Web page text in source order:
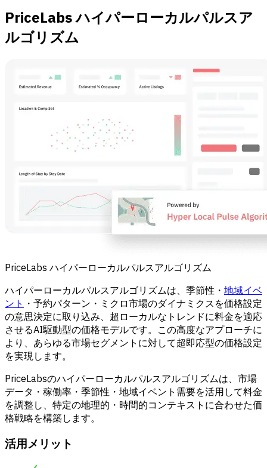
PriceLabs ハイパーローカルパルスア
ルゴリズム
PriceLabs ハイパーローカルパルスアルゴリズム
ハイパーローカルパルスアルゴリズムは、季節性・ 地域イベ
ント ・予約パターン・ミクロ市場のダイナミクスを価格設定
の意思決定に取り込み、超ローカルなトレンドに料金を適応
させるAI駆動型の価格モデルです。この高度なアプローチに
より、あらゆる市場セグメントに対して超即応型の価格設定
を実現します。
PriceLabsのハイパーローカルパルスアルゴリズムは、市場
データ・稼働率・季節性・地域イベント需要を活用して料金
を調整し、特定の地理的・時間的コンテキストに合わせた価
格戦略を構築します。
活用メリット